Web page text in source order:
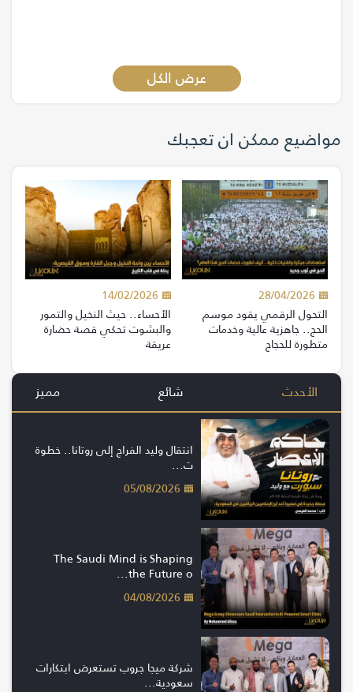
عرض الكل
مواضيع ممكن ان تعجبك
28/04/2026
التحول الرقمي يقود موسم
الحج.. جاهزية عالية وخدمات
متطورة للحجاج
14/02/2026
الأحساء.. حيث النخيل والتمور
والبشوت تحكي قصة حضارة
عريقة
الأحدث شائع مميز
انتقال وليد الفراج إلى روتانا.. خطوة
ت...
05/08/2026
The Saudi Mind is Shaping
the Future o...
04/08/2026
شركة ميجا جروب تستعرض ابتكارات
سعودية...